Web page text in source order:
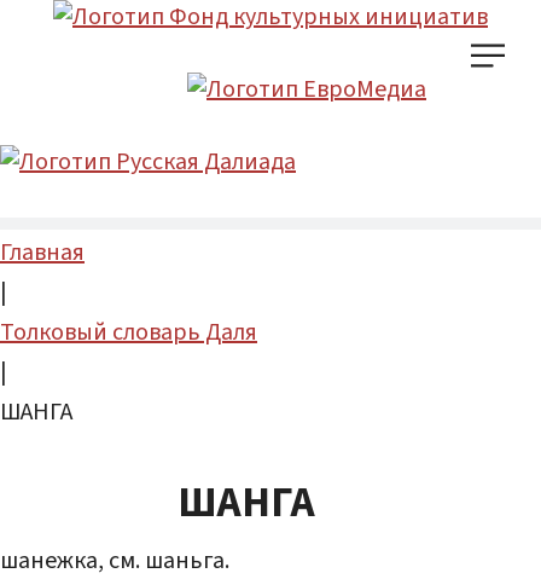
Главная
|
Толковый словарь Даля
|
ШАНГА
ШАНГА
шанежка, см. шаньга.